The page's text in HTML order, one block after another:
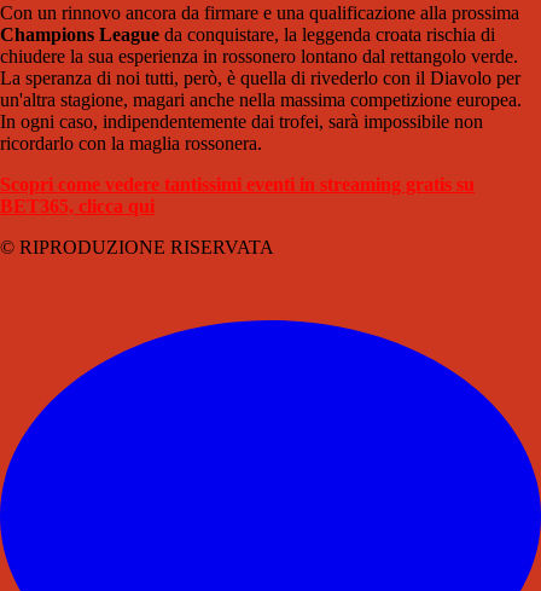
Con un rinnovo ancora da firmare e una qualificazione alla prossima
Champions League da conquistare, la leggenda croata rischia di
chiudere la sua esperienza in rossonero lontano dal rettangolo verde.
La speranza di noi tutti, però, è quella di rivederlo con il Diavolo per
un'altra stagione, magari anche nella massima competizione europea.
In ogni caso, indipendentemente dai trofei, sarà impossibile non
ricordarlo con la maglia rossonera.
Scopri come vedere tantissimi eventi in streaming gratis su
BET365, clicca qui
© RIPRODUZIONE RISERVATA